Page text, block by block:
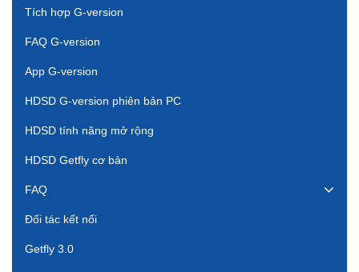
Tích hợp G-version
FAQ G-version
App G-version
HDSD G-version phiên bản PC
HDSD tính năng mở rộng
HDSD Getfly cơ bản
FAQ
Đối tác kết nối
Getfly 3.0